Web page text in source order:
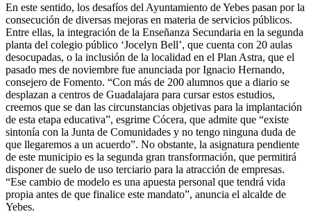
En este sentido, los desafíos del Ayuntamiento de Yebes pasan por la
consecución de diversas mejoras en materia de servicios públicos.
Entre ellas, la integración de la Enseñanza Secundaria en la segunda
planta del colegio público ‘Jocelyn Bell’, que cuenta con 20 aulas
desocupadas, o la inclusión de la localidad en el Plan Astra, que el
pasado mes de noviembre fue anunciada por Ignacio Hernando,
consejero de Fomento. “Con más de 200 alumnos que a diario se
desplazan a centros de Guadalajara para cursar estos estudios,
creemos que se dan las circunstancias objetivas para la implantación
de esta etapa educativa”, esgrime Cócera, que admite que “existe
sintonía con la Junta de Comunidades y no tengo ninguna duda de
que llegaremos a un acuerdo”. No obstante, la asignatura pendiente
de este municipio es la segunda gran transformación, que permitirá
disponer de suelo de uso terciario para la atracción de empresas.
“Ese cambio de modelo es una apuesta personal que tendrá vida
propia antes de que finalice este mandato”, anuncia el alcalde de
Yebes.